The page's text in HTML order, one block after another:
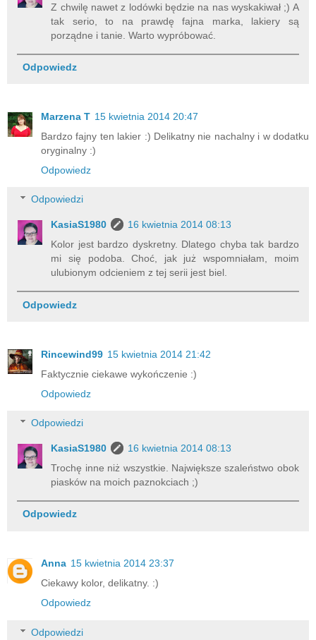
Z chwilę nawet z lodówki będzie na nas wyskakiwał ;) A
tak serio, to na prawdę fajna marka, lakiery są
porządne i tanie. Warto wypróbować.
Odpowiedz
Marzena T 15 kwietnia 2014 20:47
Bardzo fajny ten lakier :) Delikatny nie nachalny i w dodatku
oryginalny :)
Odpowiedz
Odpowiedzi
KasiaS1980
16 kwietnia 2014 08:13
Kolor jest bardzo dyskretny. Dlatego chyba tak bardzo
mi się podoba. Choć, jak już wspomniałam, moim
ulubionym odcieniem z tej serii jest biel.
Odpowiedz
Rincewind99 15 kwietnia 2014 21:42
Faktycznie ciekawe wykończenie :)
Odpowiedz
Odpowiedzi
KasiaS1980
16 kwietnia 2014 08:13
Trochę inne niż wszystkie. Największe szaleństwo obok
piasków na moich paznokciach ;)
Odpowiedz
Anna 15 kwietnia 2014 23:37
Ciekawy kolor, delikatny. :)
Odpowiedz
Odpowiedzi